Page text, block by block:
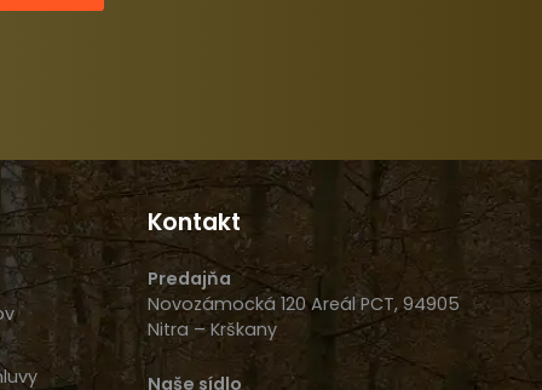
Kontakt
Predajňa
Novozámocká 120 Areál PCT, 94905
Nitra – Krškany
Naše sídlo